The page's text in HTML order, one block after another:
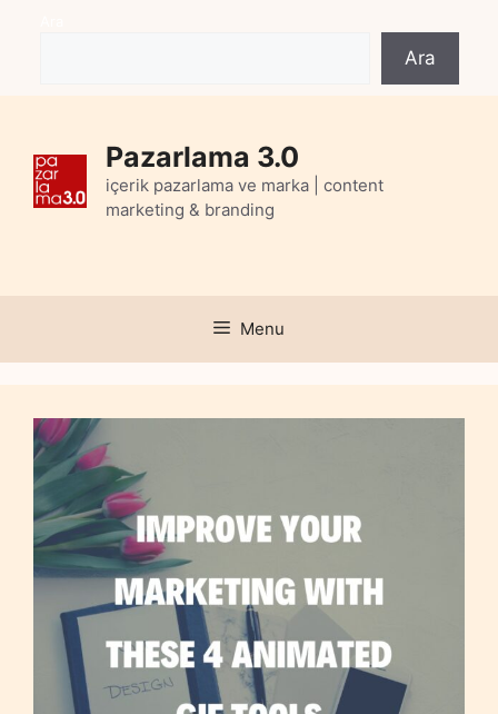
Ara
Pazarlama 3.0
içerik pazarlama ve marka | content
marketing & branding
Menu